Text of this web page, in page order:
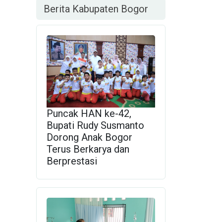
Berita Kabupaten Bogor
Puncak HAN ke-42,
Bupati Rudy Susmanto
Dorong Anak Bogor
Terus Berkarya dan
Berprestasi